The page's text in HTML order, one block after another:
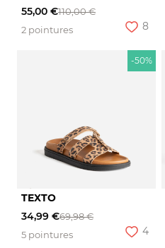
55,00 €110,00 €
2 pointures
8
-50%
TEXTO
34,99 €69,98 €
5 pointures
4